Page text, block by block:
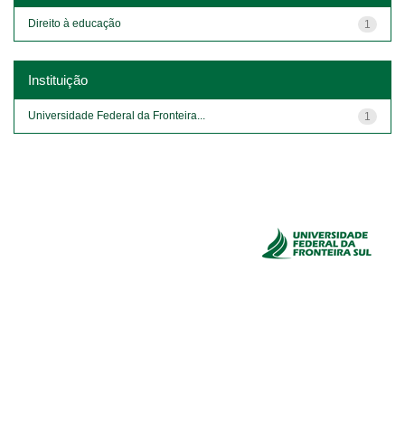
1
Direito à educação
Instituição
1
Universidade Federal da Fronteira...